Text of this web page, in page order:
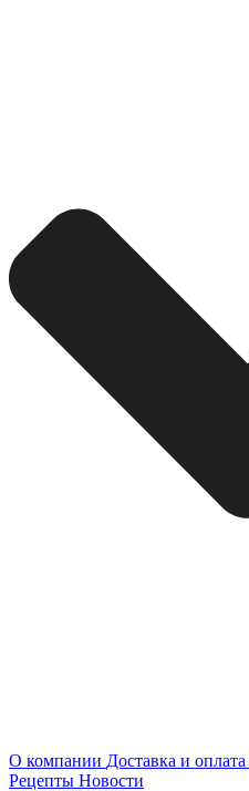
О компании Доставка и оплата
Рецепты Новости